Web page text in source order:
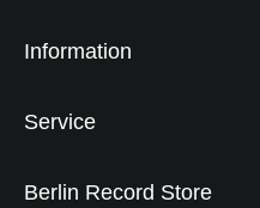
Information
Service
Berlin Record Store